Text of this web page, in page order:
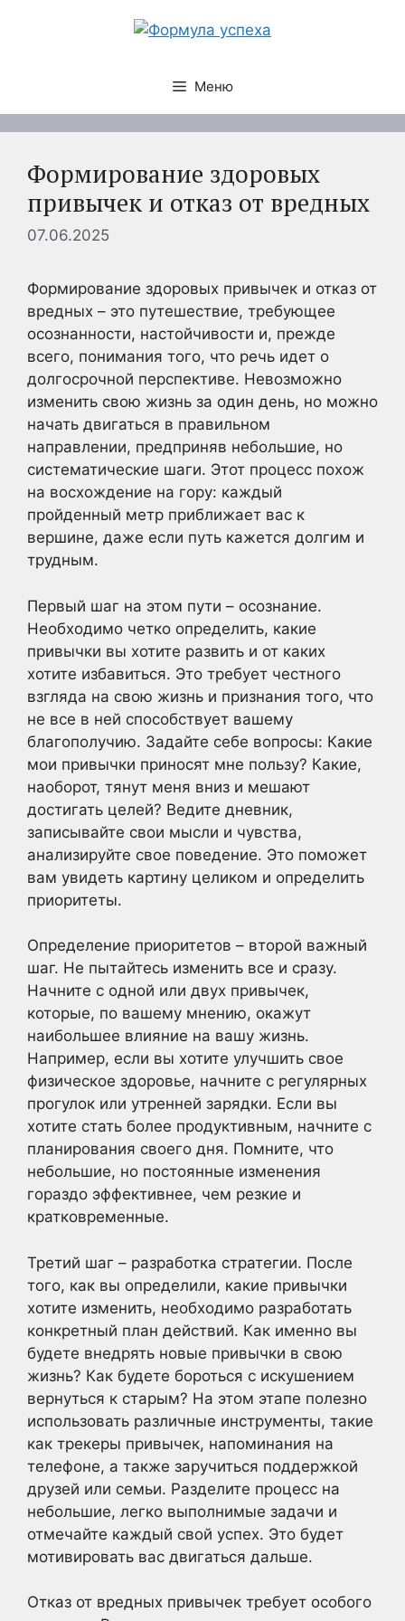
Меню
Формирование здоровых
привычек и отказ от вредных
07.06.2025
Формирование здоровых привычек и отказ от
вредных – это путешествие, требующее
осознанности, настойчивости и, прежде
всего, понимания того, что речь идет о
долгосрочной перспективе. Невозможно
изменить свою жизнь за один день, но можно
начать двигаться в правильном
направлении, предприняв небольшие, но
систематические шаги. Этот процесс похож
на восхождение на гору: каждый
пройденный метр приближает вас к
вершине, даже если путь кажется долгим и
трудным.
Первый шаг на этом пути – осознание.
Необходимо четко определить, какие
привычки вы хотите развить и от каких
хотите избавиться. Это требует честного
взгляда на свою жизнь и признания того, что
не все в ней способствует вашему
благополучию. Задайте себе вопросы: Какие
мои привычки приносят мне пользу? Какие,
наоборот, тянут меня вниз и мешают
достигать целей? Ведите дневник,
записывайте свои мысли и чувства,
анализируйте свое поведение. Это поможет
вам увидеть картину целиком и определить
приоритеты.
Определение приоритетов – второй важный
шаг. Не пытайтесь изменить все и сразу.
Начните с одной или двух привычек,
которые, по вашему мнению, окажут
наибольшее влияние на вашу жизнь.
Например, если вы хотите улучшить свое
физическое здоровье, начните с регулярных
прогулок или утренней зарядки. Если вы
хотите стать более продуктивным, начните с
планирования своего дня. Помните, что
небольшие, но постоянные изменения
гораздо эффективнее, чем резкие и
кратковременные.
Третий шаг – разработка стратегии. После
того, как вы определили, какие привычки
хотите изменить, необходимо разработать
конкретный план действий. Как именно вы
будете внедрять новые привычки в свою
жизнь? Как будете бороться с искушением
вернуться к старым? На этом этапе полезно
использовать различные инструменты, такие
как трекеры привычек, напоминания на
телефоне, а также заручиться поддержкой
друзей или семьи. Разделите процесс на
небольшие, легко выполнимые задачи и
отмечайте каждый свой успех. Это будет
мотивировать вас двигаться дальше.
Отказ от вредных привычек требует особого